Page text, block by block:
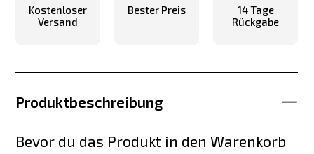
Kostenloser
Versand
Bester Preis
14 Tage
Rückgabe
Produktbeschreibung
Bevor du das Produkt in den Warenkorb